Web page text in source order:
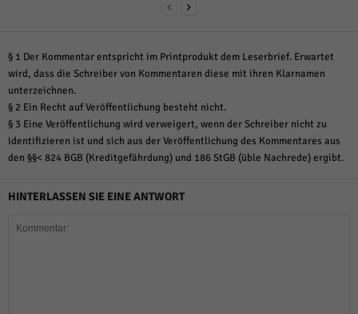
§ 1 Der Kommentar entspricht im Printprodukt dem Leserbrief. Erwartet
wird, dass die Schreiber von Kommentaren diese mit ihren Klarnamen
unterzeichnen.
§ 2 Ein Recht auf Veröffentlichung besteht nicht.
§ 3 Eine Veröffentlichung wird verweigert, wenn der Schreiber nicht zu
identifizieren ist und sich aus der Veröffentlichung des Kommentares aus
den §§< 824 BGB (Kreditgefährdung) und 186 StGB (üble Nachrede) ergibt.
HINTERLASSEN SIE EINE ANTWORT